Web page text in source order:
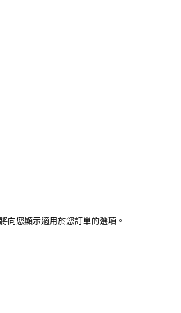
向您顯示適用於您訂單的選項。